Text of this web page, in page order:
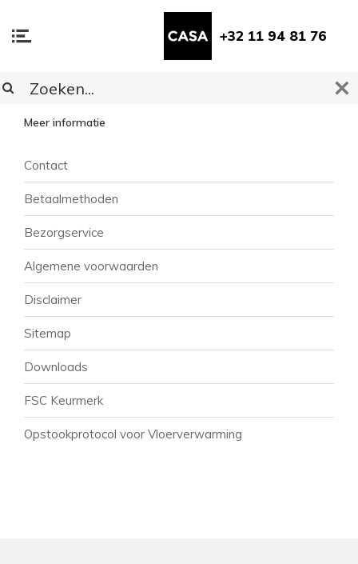
+32 11 94 81 76
KLANTENSERVICE
Meer informatie
Contact
Betaalmethoden
Bezorgservice
Algemene voorwaarden
Disclaimer
Sitemap
Downloads
FSC Keurmerk
Opstookprotocol voor Vloerverwarming